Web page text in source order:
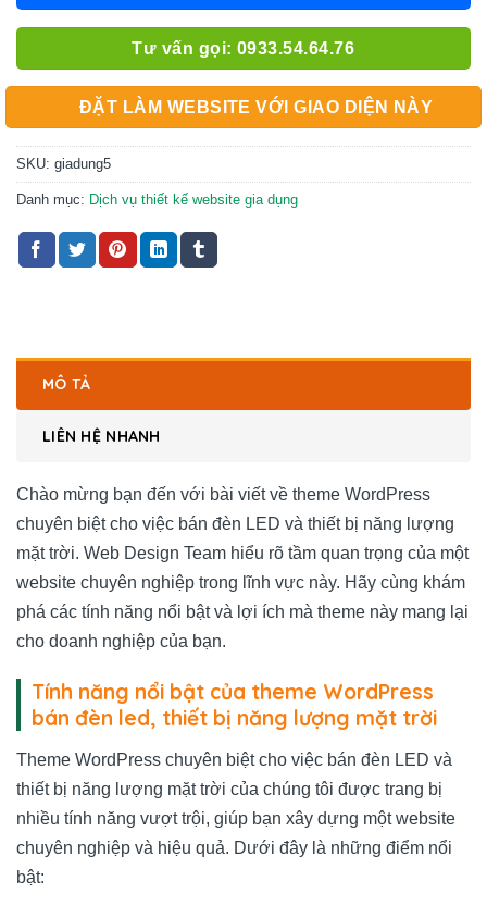
Tư vấn gọi: 0933.54.64.76
ĐẶT LÀM WEBSITE VỚI GIAO DIỆN NÀY
SKU: giadung5
Danh mục: Dịch vụ thiết kế website gia dụng
MÔ TẢ
LIÊN HỆ NHANH
Chào mừng bạn đến với bài viết về theme WordPress
chuyên biệt cho việc bán đèn LED và thiết bị năng lượng
mặt trời. Web Design Team hiểu rõ tầm quan trọng của một
website chuyên nghiệp trong lĩnh vực này. Hãy cùng khám
phá các tính năng nổi bật và lợi ích mà theme này mang lại
cho doanh nghiệp của bạn.
Tính năng nổi bật của theme WordPress
bán đèn led, thiết bị năng lượng mặt trời
Theme WordPress chuyên biệt cho việc bán đèn LED và
thiết bị năng lượng mặt trời của chúng tôi được trang bị
nhiều tính năng vượt trội, giúp bạn xây dựng một website
chuyên nghiệp và hiệu quả. Dưới đây là những điểm nổi
bật: